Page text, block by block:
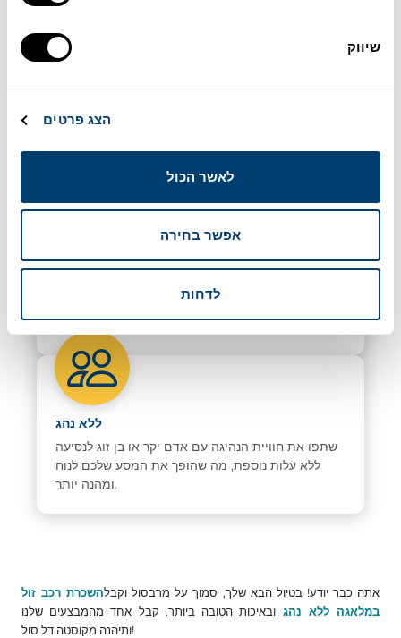
שיווק
הצג פרטים
לאשר הכול
אפשר בחירה
לדחות
עונה ארוכה
תיהנו מתקופות השכרה גמישות המאפשרות לכם
לשכור רכב לתקופה ממושכת המתאימה לתוכניות
ללא נהג
שתפו את חוויית הנהיגה עם אדם יקר או בן זוג לנסיעה
ללא עלות נוספת, מה שהופך את המסע שלכם לנוח
ומהנה יותר.
אתה כבר יודע! בטיול הבא שלך, סמוך על מרבסול וקבלהשכרת רכב זול
במלאגה ללא נהג ובאיכות הטובה ביותר. קבל אחד מהמבצעים שלנו
ותיהנה מקוסטה דל סול!